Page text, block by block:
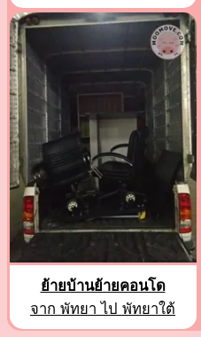
ย้ายบ้านย้ายคอนโด
จาก พัทยา ไป พัทยาใต้